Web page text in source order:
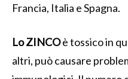
Francia, Italia e Spagna.
Lo ZINCOè tossico in
altri, può causare